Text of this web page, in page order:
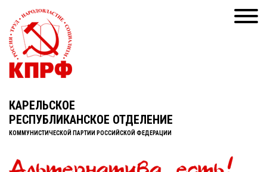
КАРЕЛЬСКОЕ
РЕСПУБЛИКАНСКОЕ ОТДЕЛЕНИЕ
КОММУНИСТИЧЕСКОЙ ПАРТИИ РОССИЙСКОЙ ФЕДЕРАЦИИ